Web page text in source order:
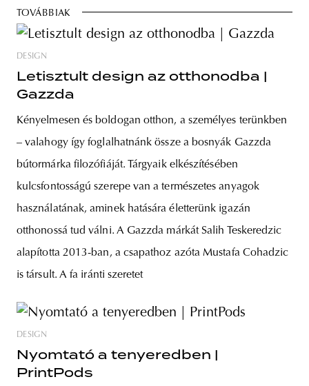
TOVÁBBIAK
DESIGN
Letisztult design az otthonodba |
Gazzda
Kényelmesen és boldogan otthon, a személyes terünkben
– valahogy így foglalhatnánk össze a bosnyák Gazzda
bútormárka filozófiáját. Tárgyaik elkészítésében
kulcsfontosságú szerepe van a természetes anyagok
használatának, aminek hatására életterünk igazán
otthonossá tud válni. A Gazzda márkát Salih Teskeredzic
alapította 2013-ban, a csapathoz azóta Mustafa Cohadzic
is társult. A fa iránti szeretet
DESIGN
Nyomtató a tenyeredben |
PrintPods